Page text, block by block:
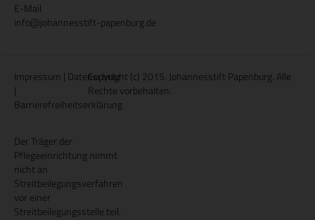
E-Mail
info@johannesstift-papenburg.de
Impressum | Datenschutz
|
Barrierefreiheitserklärung
Der Träger der
Pflegeeinrichtung nimmt
nicht an
Streitbeilegungsverfahren
vor einer
Streitbeilegungsstelle teil.
Copyright (c) 2015. Johannesstift Papenburg. Alle
Rechte vorbehalten.